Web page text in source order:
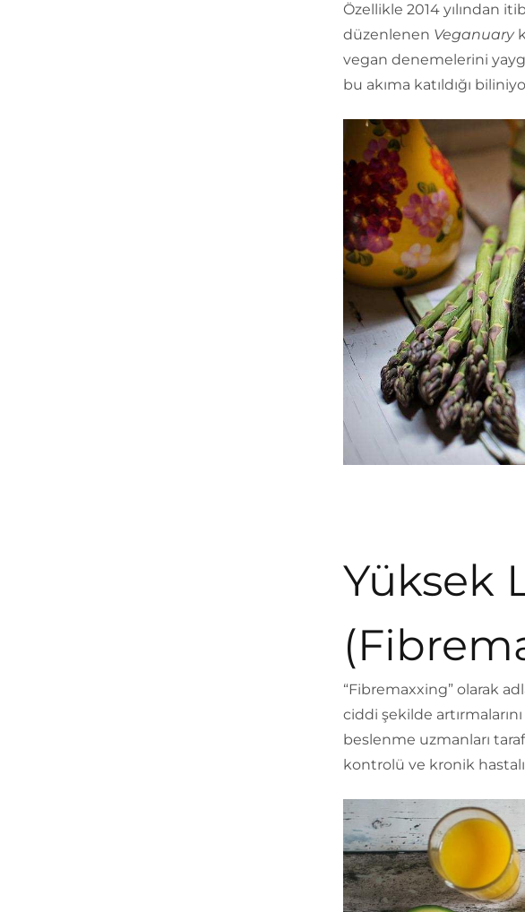
Özellikle 2014 yılından
düzenlenen Veganuary
vegan denemelerini
bu akıma katıldığı
Yüksek
“Fibremaxxing” olarak
ciddi şekilde
beslenme uzmanları
kontrolü ve kronik